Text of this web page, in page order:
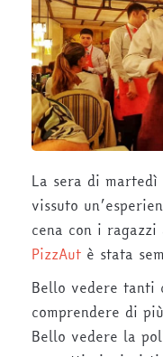
La sera di
vissuto
cena con i
PizzAut è stata
Bello vedere tanti
comprendere di
Bello vedere la